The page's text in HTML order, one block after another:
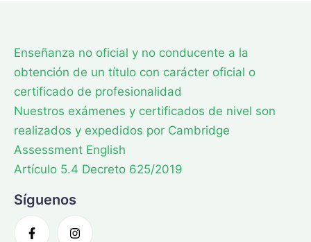
Enseñanza no oficial y no conducente a la
obtención de un título con carácter oficial o
certificado de profesionalidad
Nuestros exámenes y certificados de nivel son
realizados y expedidos por Cambridge
Assessment English
Artículo 5.4 Decreto 625/2019
Síguenos